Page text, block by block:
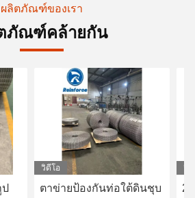
ผลิตภัณฑ์ของเรา
ภัณฑ์คล้ายกัน
นท่อใต้ดินชุบ
2.0-2.7mm กว้างสาย